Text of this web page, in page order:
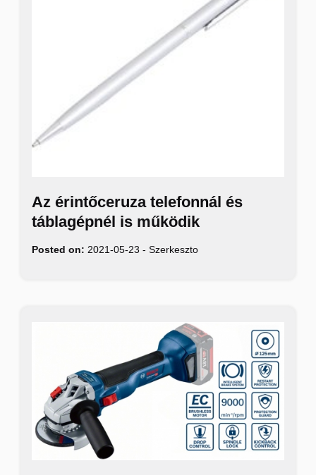
Az érintőceruza telefonnál és
táblagépnél is működik
Posted on: 2021-05-23 - Szerkeszto